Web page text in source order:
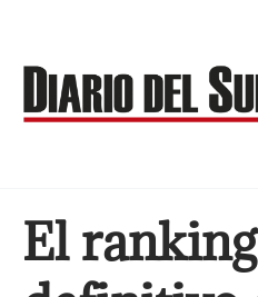
contenido
El ranking